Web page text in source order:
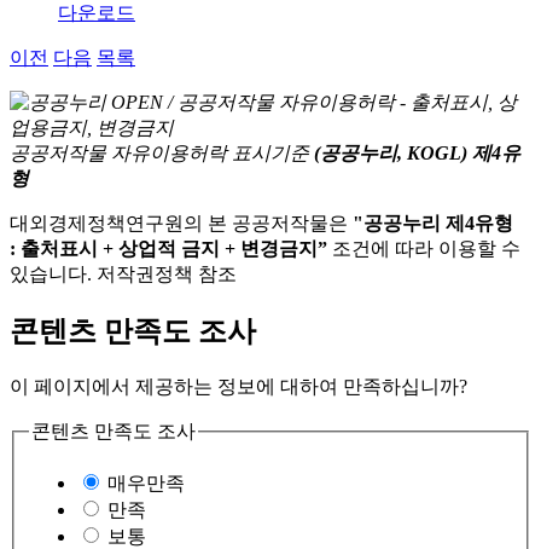
다운로드
이전 다음 목록
공공저작물 자유이용허락 표시기준 (공공누리, KOGL) 제4유
형
대외경제정책연구원의 본 공공저작물은 "공공누리 제4유형
: 출처표시 + 상업적 금지 + 변경금지” 조건에 따라 이용할 수
있습니다. 저작권정책 참조
콘텐츠 만족도 조사
이 페이지에서 제공하는 정보에 대하여 만족하십니까?
콘텐츠 만족도 조사
매우만족
만족
보통